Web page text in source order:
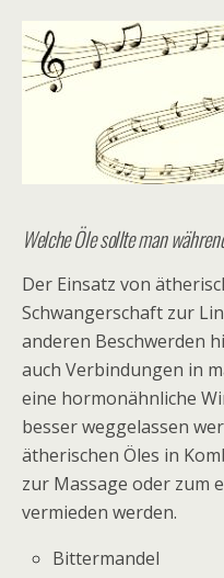
Welche Öle sollte man
Der Einsatz von
Schwangerschaft zur
anderen Beschwerden
auch Verbindungen in
eine hormonähnliche
besser weggelassen
ätherischen Öles in
zur Massage oder zum
vermieden werden.
Bittermandel